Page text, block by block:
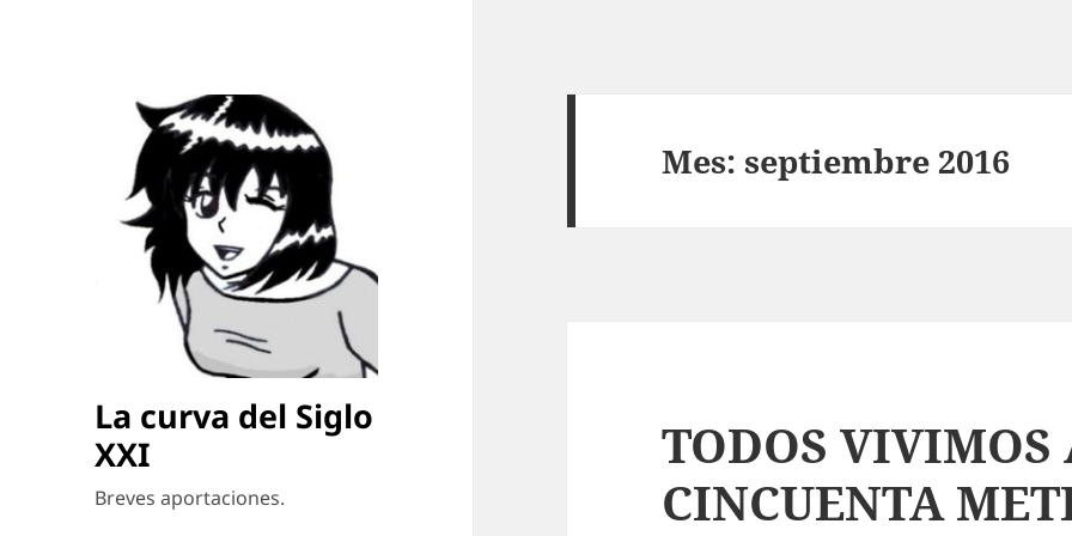
La curva del Siglo
XXI
Breves aportaciones.
Mes:septiembre 2016
TODOS VIVIMOS
CINCUENTA